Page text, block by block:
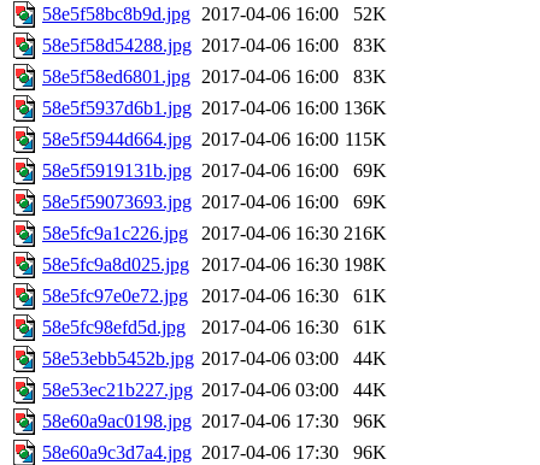
58e5f58bc8b9d.jpg 2017-04-06 16:00
52K
58e5f58d54288.jpg 2017-04-06 16:00
83K
58e5f58ed6801.jpg 2017-04-06 16:00
83K
58e5f5937d6b1.jpg 2017-04-06 16:00 136K
58e5f5944d664.jpg 2017-04-06 16:00 115K
58e5f5919131b.jpg 2017-04-06 16:00
69K
58e5f59073693.jpg 2017-04-06 16:00
69K
58e5fc9a1c226.jpg
2017-04-06 16:30 216K
58e5fc9a8d025.jpg 2017-04-06 16:30 198K
58e5fc97e0e72.jpg
2017-04-06 16:30
61K
58e5fc98efd5d.jpg
2017-04-06 16:30
61K
58e53ebb5452b.jpg 2017-04-06 03:00
44K
58e53ec21b227.jpg 2017-04-06 03:00
44K
58e60a9ac0198.jpg 2017-04-06 17:30
96K
58e60a9c3d7a4.jpg 2017-04-06 17:30
96K